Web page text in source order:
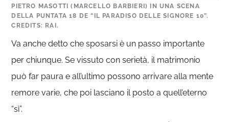
PIETRO MASOTTI (MARCELLO BARBIERI) IN UNA SCENA
DELLA PUNTATA 18 DE “IL PARADISO DELLE SIGNORE 10”.
CREDITS: RAI.
Va anche detto che sposarsi è un passo importante
per chiunque. Se vissuto con serietà, il matrimonio
può far paura e all’ultimo possono arrivare alla mente
remore varie, che poi lasciano il posto a quell’eterno
“sì”.